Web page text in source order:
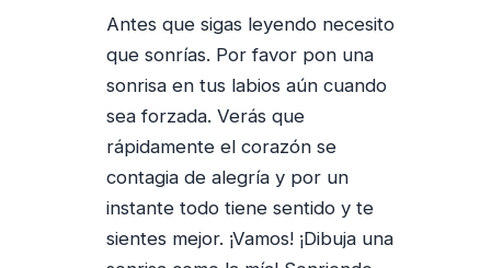
Antes que sigas leyendo necesito
que sonrías. Por favor pon una
sonrisa en tus labios aún cuando
sea forzada. Verás que
rápidamente el corazón se
contagia de alegría y por un
instante todo tiene sentido y te
sientes mejor. ¡Vamos! ¡Dibuja una